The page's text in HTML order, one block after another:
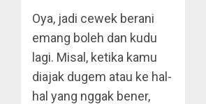
Oya, jadi cewek berani
emang boleh dan kudu
lagi. Misal, ketika kamu
diajak dugem atau ke hal-
hal yang nggak bener,